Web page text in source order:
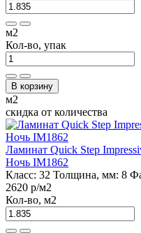
м2
Кол-во, упак
В корзину
м2
скидка от количества
Ламинат Quick Step
Ночь IM1862
Класс: 32 Толщина, мм: 8
2620 р/м2
Кол-во, м2